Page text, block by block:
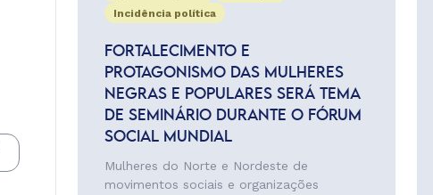
Incidência política
FORTALECIMENTO E
PROTAGONISMO DAS MULHERES
NEGRAS E POPULARES SERÁ TEMA
DE SEMINÁRIO DURANTE O FÓRUM
SOCIAL MUNDIAL
Mulheres do Norte e Nordeste de
movimentos sociais e organizações